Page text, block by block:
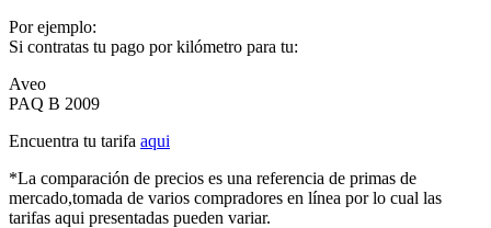
Por ejemplo:
Si contratas tu pago por kilómetro para tu:
Aveo
PAQ B 2009
Encuentra tu tarifa aqui
*La comparación de precios es una referencia de primas de
mercado,tomada de varios compradores en línea por lo cual las
tarifas aqui presentadas pueden variar.